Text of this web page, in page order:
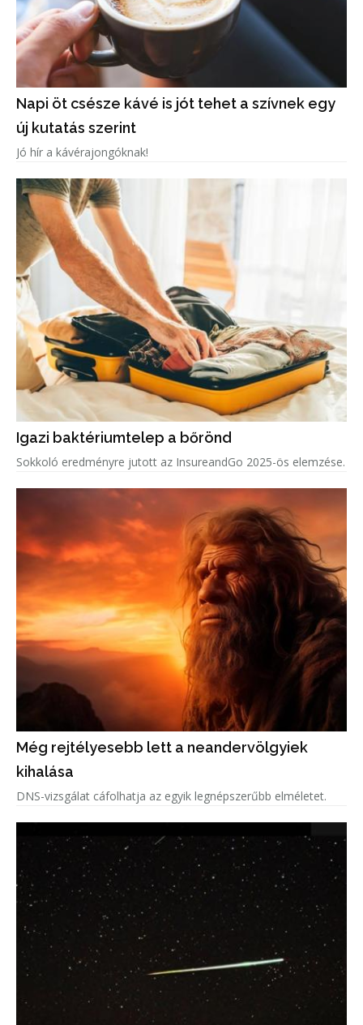
Napi öt csésze kávé is jót tehet a szívnek egy
új kutatás szerint
Jó hír a kávérajongóknak!
Igazi baktériumtelep a bőrönd
Sokkoló eredményre jutott az InsureandGo 2025-ös elemzése.
Még rejtélyesebb lett a neandervölgyiek
kihalása
DNS-vizsgálat cáfolhatja az egyik legnépszerűbb elméletet.